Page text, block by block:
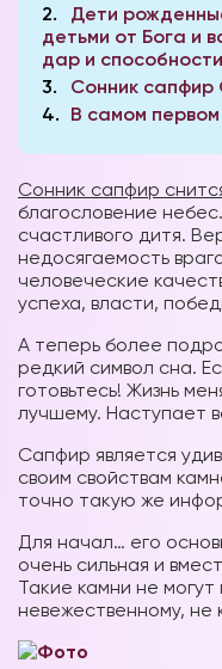
2
Дети
детьми от Бога и
дар и способности
3
Сонник
4
В самом
Сонник сапфир
благословение
счастливого дитя.
недосягаемость
человеческие
успеха, власти,
А теперь более
редкий символ сна.
готовьтесь! Жизнь
лучшему. Наступает
Сапфир является
своим свойствам
точно такую же
Для начал… его
очень сильная и
Такие камни не
невежественному, не